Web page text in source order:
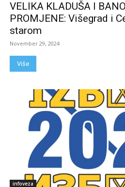
VELIKA KLADUŠA I
PROMJENE: Višegrad i
starom
November 29, 2024
Više
infoveza